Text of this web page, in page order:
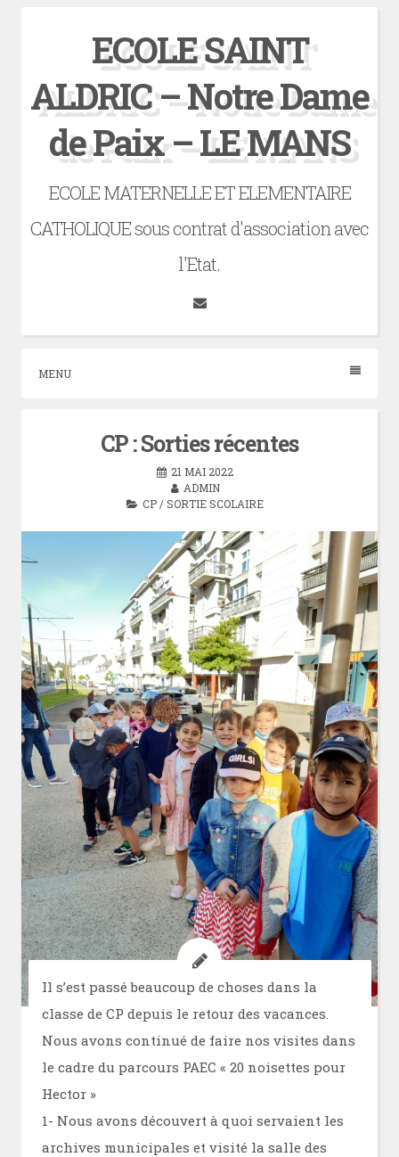
ECOLE SAINT
ALDRIC – Notre Dame
de Paix – LE MANS
ECOLE MATERNELLE ET ELEMENTAIRE
CATHOLIQUE sous contrat d'association avec
l'Etat.
Tumblr
MENU
CP : Sorties récentes
21 MAI 2022
ADMIN
CP /SORTIE SCOLAIRE
Il s’est passé beaucoup de choses dans la
classe de CP depuis le retour des vacances.
Nous avons continué de faire nos visites dans
le cadre du parcours PAEC « 20 noisettes pour
Hector »
1- Nous avons découvert à quoi servaient les
archives municipales et visité la salle des